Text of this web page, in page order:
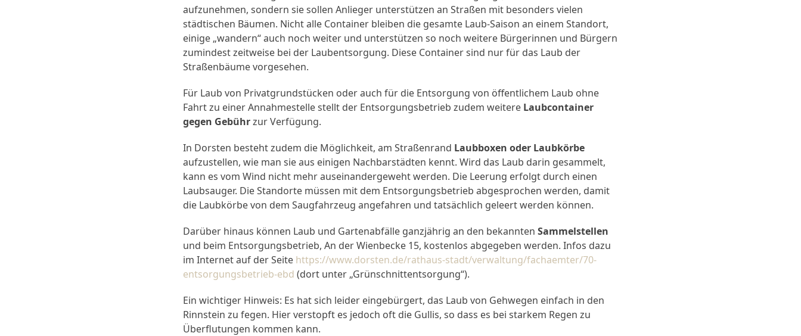
aufzunehmen, sondern sie sollen Anlieger unterstützen an Straßen mit besonders vielen
städtischen Bäumen. Nicht alle Container bleiben die gesamte Laub-Saison an einem Standort,
einige „wandern“ auch noch weiter und unterstützen so noch weitere Bürgerinnen und Bürgern
zumindest zeitweise bei der Laubentsorgung. Diese Container sind nur für das Laub der
Straßenbäume vorgesehen.
Für Laub von Privatgrundstücken oder auch für die Entsorgung von öffentlichem Laub ohne
Fahrt zu einer Annahmestelle stellt der Entsorgungsbetrieb zudem weitere Laubcontainer
gegen Gebührzur Verfügung.
In Dorsten besteht zudem die Möglichkeit, am Straßenrand Laubboxen oder Laubkörbe
aufzustellen, wie man sie aus einigen Nachbarstädten kennt. Wird das Laub darin gesammelt,
kann es vom Wind nicht mehr auseinandergeweht werden. Die Leerung erfolgt durch einen
Laubsauger. Die Standorte müssen mit dem Entsorgungsbetrieb abgesprochen werden, damit
die Laubkörbe von dem Saugfahrzeug angefahren und tatsächlich geleert werden können.
Darüber hinaus können Laub und Gartenabfälle ganzjährig an den bekannten Sammelstellen
und beim Entsorgungsbetrieb, An der Wienbecke 15, kostenlos abgegeben werden. Infos dazu
im Internet auf der Seite https://www.dorsten.de/rathaus-stadt/verwaltung/fachaemter/70-
entsorgungsbetrieb-ebd (dort unter „Grünschnittentsorgung“).
Ein wichtiger Hinweis: Es hat sich leider eingebürgert, das Laub von Gehwegen einfach in den
Rinnstein zu fegen. Hier verstopft es jedoch oft die Gullis, so dass es bei starkem Regen zu
Überflutungen kommen kann.